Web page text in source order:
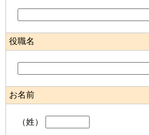
役職名
お名前
（姓）